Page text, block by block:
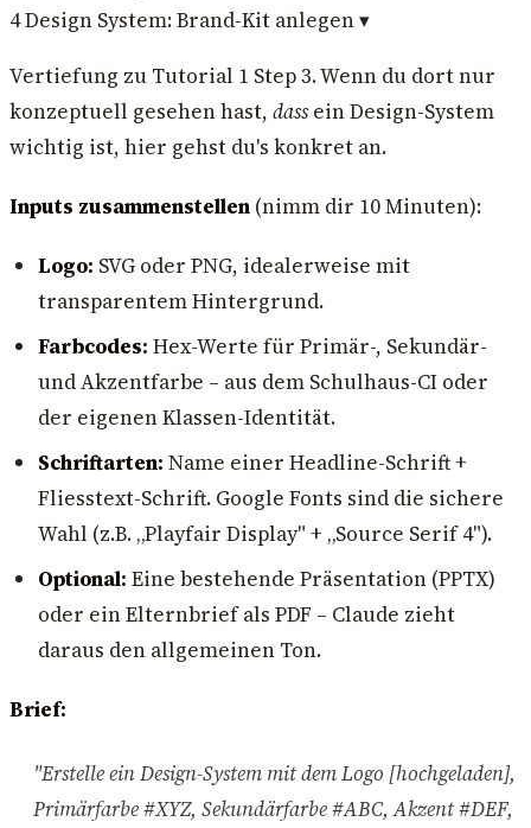
4Design System: Brand-Kit anlegen▾
Vertiefung zu Tutorial 1 Step 3. Wenn du dort nur
konzeptuell gesehen hast, dassein Design-System
wichtig ist, hier gehst du's konkret an.
Inputs zusammenstellen (nimm dir 10 Minuten):
Logo: SVG oder PNG, idealerweise mit
transparentem Hintergrund.
Farbcodes: Hex-Werte für Primär-, Sekundär-
und Akzentfarbe – aus dem Schulhaus-CI oder
der eigenen Klassen-Identität.
Schriftarten: Name einer Headline-Schrift +
Fliesstext-Schrift. Google Fonts sind die sichere
Wahl (z.B. „Playfair Display" + „Source Serif 4").
Optional: Eine bestehende Präsentation (PPTX)
oder ein Elternbrief als PDF – Claude zieht
daraus den allgemeinen Ton.
Brief:
"Erstelle ein Design-System mit dem Logo [hochgeladen],
Primärfarbe #XYZ, Sekundärfarbe #ABC, Akzent #DEF,